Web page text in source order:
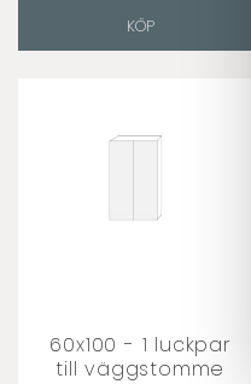
KÖP
60x100 - 1 luckpar
till väggstomme